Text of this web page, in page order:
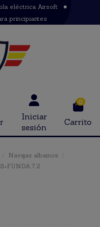
eléctrica Airsoft
principiantes
Iniciar
sesión
0
Carrito
Navajas albainox